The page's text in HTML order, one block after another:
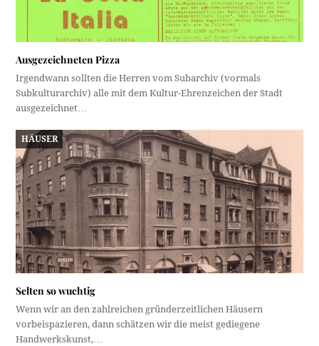
Ausgezeichneten Pizza
Irgendwann sollten die Herren vom Subarchiv (vormals
Subkulturarchiv) alle mit dem Kultur-Ehrenzeichen der Stadt
ausgezeichnet…
HÄUSER
Selten so wuchtig
Wenn wir an den zahlreichen gründerzeitlichen Häusern
vorbeispazieren, dann schätzen wir die meist gediegene
Handwerkskunst,…